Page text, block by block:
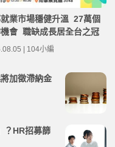
業市場穩健升溫 27萬個
會 職缺成長居全台之冠
| 104小編
加徵滯納金
？HR招募篩